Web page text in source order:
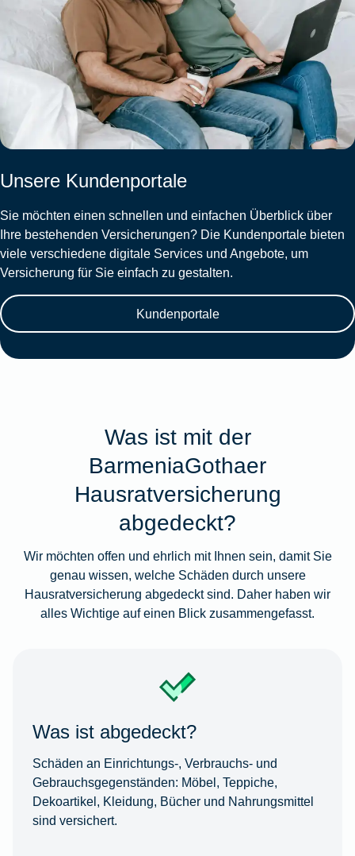
Unsere Kundenportale
Sie möchten einen schnellen und einfachen Überblick über
Ihre bestehenden Versicherungen? Die Kundenportale bieten
viele verschiedene digitale Services und Angebote, um
Versicherung für Sie einfach zu gestalten.
Kundenportale
Was ist mit der
BarmeniaGothaer
Hausratversicherung
abgedeckt?
Wir möchten offen und ehrlich mit Ihnen sein, damit Sie
genau wissen, welche Schäden durch unsere
Hausratversicherung abgedeckt sind. Daher haben wir
alles Wichtige auf einen Blick zusammengefasst.
Was ist abgedeckt?
Schäden an Einrichtungs-, Verbrauchs- und
Gebrauchsgegenständen: Möbel, Teppiche,
Dekoartikel, Kleidung, Bücher und Nahrungsmittel
sind versichert.